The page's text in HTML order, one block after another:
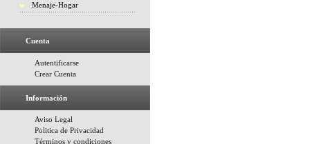
Menaje-Hogar
Cuenta
Autentificarse
Crear Cuenta
Información
Aviso Legal
Politica de Privacidad
Términos y condiciones